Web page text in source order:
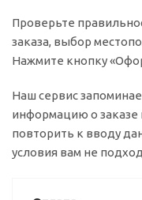
Проверьте
заказа, выбор
Нажмите кнопку
Наш сервис
информацию о
повторить к вводу
условия вам не